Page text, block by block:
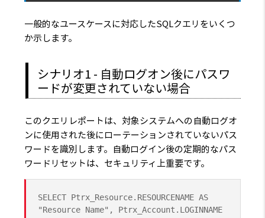
一般的なユースケースに対応したSQLクエリをいくつ
か示します。
シナリオ1 - 自動ログオン後にパスワ
ードが変更されていない場合
このクエリレポートは、対象システムへの自動ログオ
ンに使用された後にローテーションされていないパス
ワードを識別します。自動ログイン後の定期的なパス
ワードリセットは、セキュリティ上重要です。
SELECT Ptrx_Resource.RESOURCENAME AS
"Resource Name", Ptrx_Account.LOGINNAME